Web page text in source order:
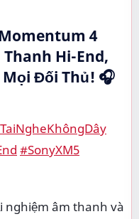
4
Hi-End,
Đối Thủ! 🎧
#SonyXM5
nghiệm âm thanh và